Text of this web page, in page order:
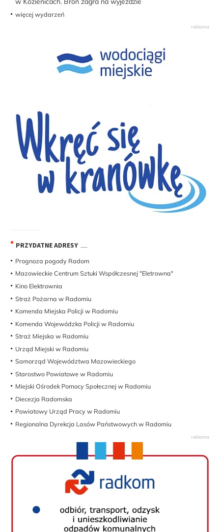
więcej wydarzeń
PRZYDATNE ADRESY
Prognoza pogody Radom
Mazowieckie Centrum Sztuki Współczesnej "Eletrowna"
Kino Elektrownia
Straż Pożarna w Radomiu
Komenda Miejska Policji w Radomiu
Komenda Wojewódzka Policji w Radomiu
Straż Miejska w Radomiu
Urząd Miejski w Radomiu
Samorząd Województwa Mazowieckiego
Starostwo Powiatowe w Radomiu
Miejski Ośrodek Pomocy Społecznej w Radomiu
Diecezja Radomska
Powiatowy Urząd Pracy w Radomiu
Regionalna Dyrekcja Lasów Państwowych w Radomiu